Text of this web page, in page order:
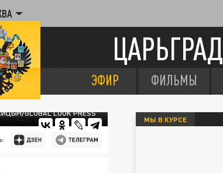
ЦАРЬГРАД
ЭФИР ФИЛЬМЫ
GLOBAL LOOK PRESS
МЫ В КУРСЕ